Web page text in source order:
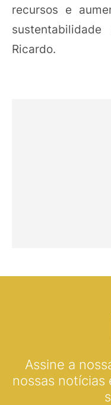
recursos e
Ricardo.
Assine a
nossas